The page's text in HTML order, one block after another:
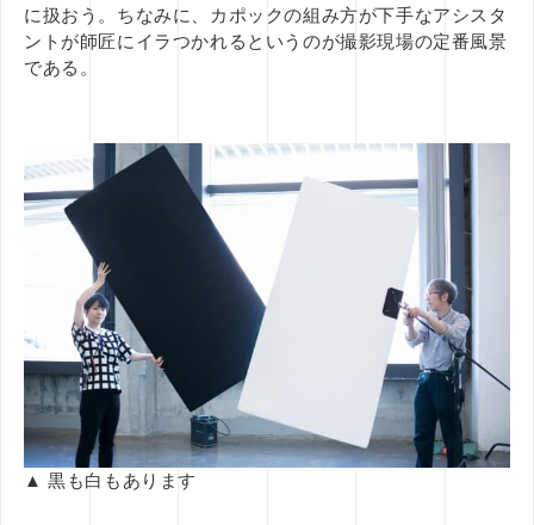
に扱おう。ちなみに、カポックの組み方が下手なアシスタ
ントが師匠にイラつかれるというのが撮影現場の定番風景
である。
▲ 黒も白もあります